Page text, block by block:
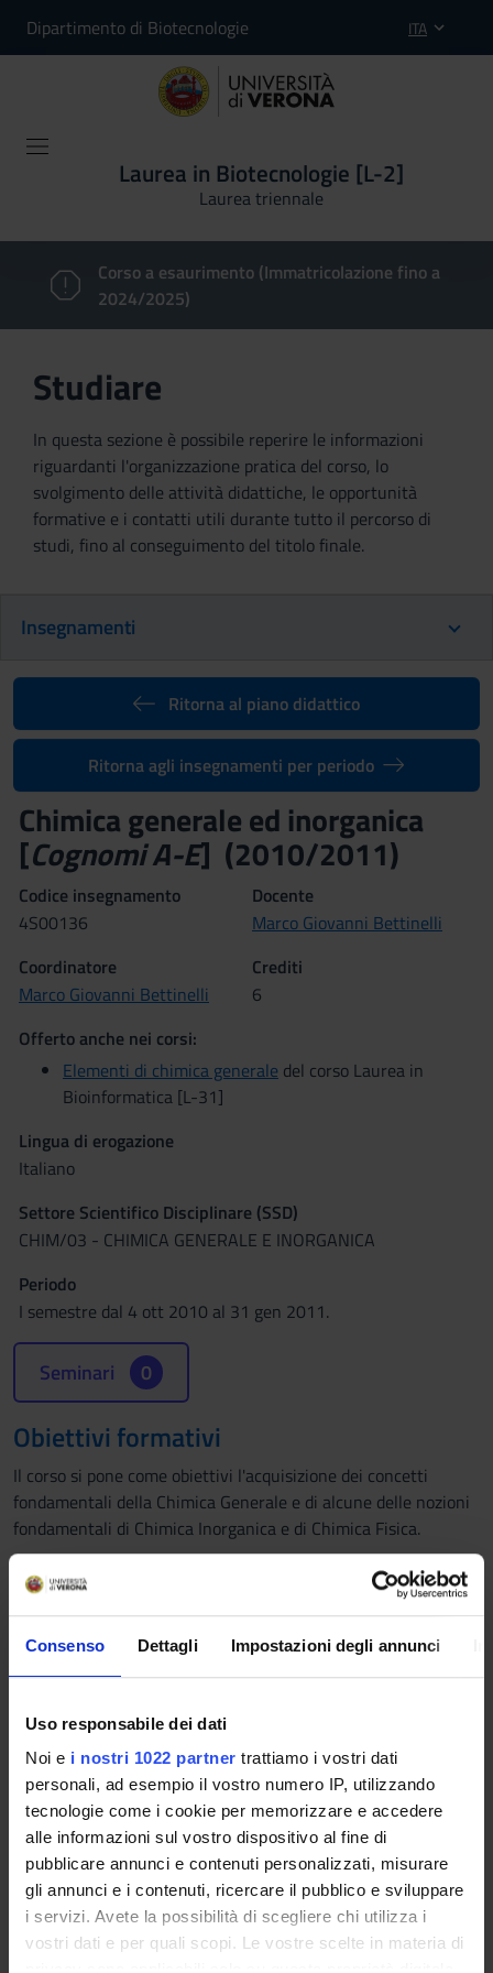
Consenso Dettagli Impostazioni degli annunci
Uso responsabile dei dati
Noi e i nostri 1022 partner trattiamo i vostri dati
personali, ad esempio il vostro numero IP, utilizzando
tecnologie come i cookie per memorizzare e accedere
alle informazioni sul vostro dispositivo al fine di
pubblicare annunci e contenuti personalizzati, misurare
gli annunci e i contenuti, ricercare il pubblico e sviluppare
i servizi. Avete la possibilità di scegliere chi utilizza i
vostri dati e per quali scopi. Le vostre scelte in materia di
Dipartimento di Biotecnologie ITA
Laurea in Biotecnologie [L-2]
Laurea triennale
Corso a esaurimento (Immatricolazione fino a
2024/2025)
Studiare
In questa sezione è possibile reperire le informazioni
riguardanti l'organizzazione pratica del corso, lo
svolgimento delle attività didattiche, le opportunità
formative e i contatti utili durante tutto il percorso di
studi, fino al conseguimento del titolo finale.
Insegnamenti
Ritorna al piano didattico
Ritorna agli insegnamenti per periodo
Chimica generale ed inorganica
[Cognomi A-E] (2010/2011)
Codice insegnamento
4S00136
Docente
Marco Giovanni Bettinelli
Coordinatore
Marco Giovanni Bettinelli
Crediti
6
Offerto anche nei corsi:
Elementi di chimica generale del corso Laurea in
Bioinformatica [L-31]
Lingua di erogazione
Italiano
Settore Scientifico Disciplinare (SSD)
CHIM/03 - CHIMICA GENERALE E INORGANICA
Periodo
I semestre dal 4 ott 2010 al 31 gen 2011.
Seminari 0
Obiettivi formativi
Il corso si pone come obiettivi l'acquisizione dei concetti
fondamentali della Chimica Generale e di alcune delle nozioni
fondamentali di Chimica Inorganica e di Chimica Fisica.
Saranno trattati i seguenti argomenti:
Fenomeni chimici e fisici. Le leggi fondamentali della Chimica.
Struttura atomica della materia. Proprietà periodiche.
Reazioni chimiche. Stechiometria. Gas, solidi, liquidi. Il legame
chimico.
Termochimica e termodinamica. Diagrammi di stato e
proprietà delle soluzioni. Cinetica chimica. Equilibrio chimico.
Equilibri in soluzioni acquose. Elettrochimica.
Programma
- Introduzione, proprietà, misure e unità di misura
- Elementi, atomi e composti
- Nomenclatura dei composti inorganici
- Tipi di reazioni: precipitazione, acido-base, ossidoriduzione
- Principi generali della stechiometria